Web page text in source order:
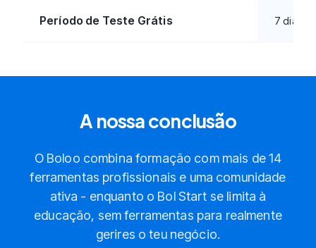
Período de Teste Grátis 7 dias
A nossa conclusão
O Boloo combina formação com mais de 14
ferramentas profissionais e uma comunidade
ativa - enquanto o Bol Start se limita à
educação, sem ferramentas para realmente
gerires o teu negócio.